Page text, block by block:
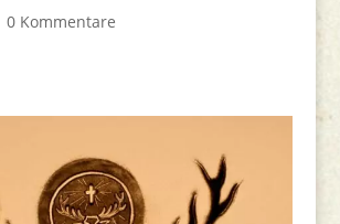
0 Kommentare